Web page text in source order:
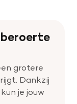
grotere
Dankzij
je jouw